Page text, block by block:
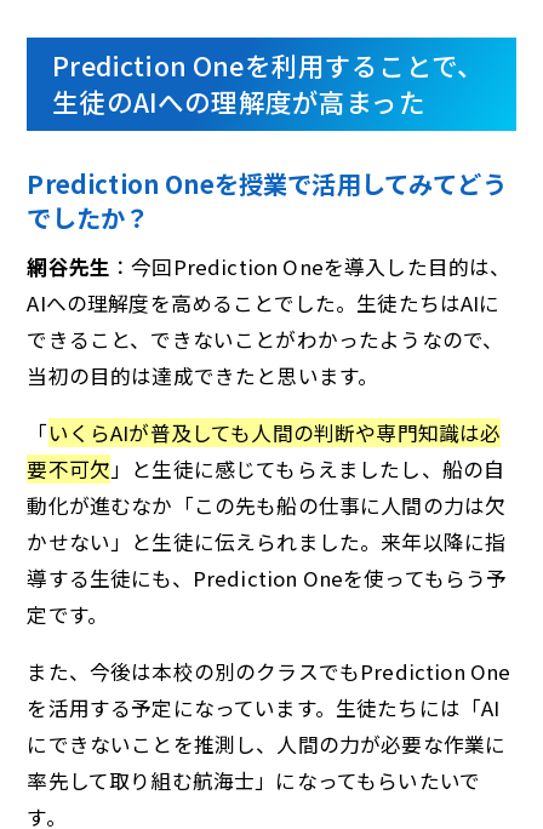
Prediction Oneを利用することで、
生徒のAIへの理解度が高まった
Prediction Oneを授業で活用してみてどう
でしたか？
網谷先生 ：今回Prediction Oneを導入した目的は、
AIへの理解度を高めることでした。生徒たちはAIに
できること、できないことがわかったようなので、
当初の目的は達成できたと思います。
「いくらAIが普及しても人間の判断や専門知識は必
要不可欠」と生徒に感じてもらえましたし、船の自
動化が進むなか「この先も船の仕事に人間の力は欠
かせない」と生徒に伝えられました。来年以降に指
導する生徒にも、Prediction Oneを使ってもらう予
定です。
また、今後は本校の別のクラスでもPrediction One
を活用する予定になっています。生徒たちには「AI
にできないことを推測し、人間の力が必要な作業に
率先して取り組む航海士」になってもらいたいで
す。